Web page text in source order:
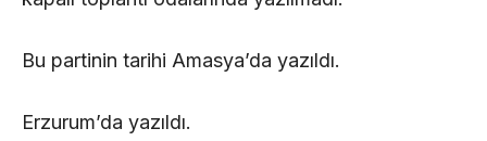
Bu partinin tarihi Amasya’da yazıldı.
Erzurum’da yazıldı.